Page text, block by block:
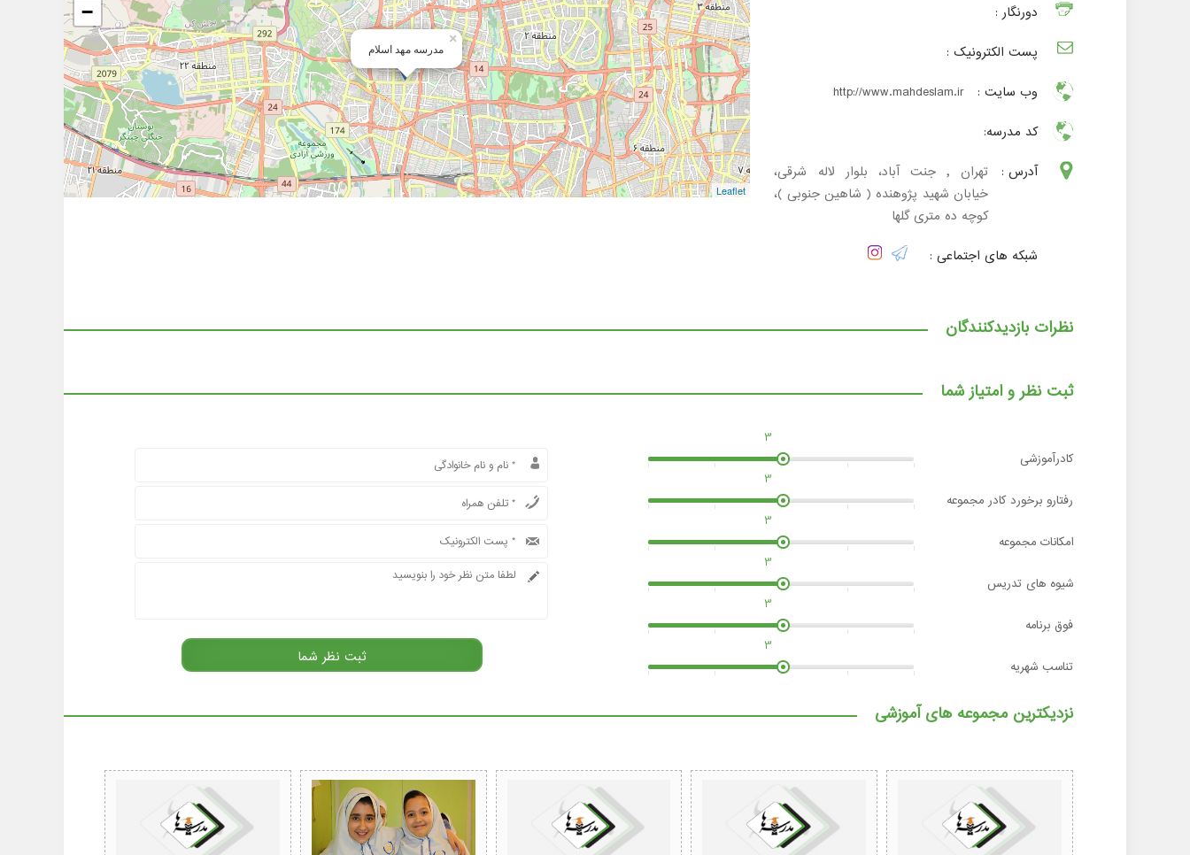
دورنگار :
پست الکترونیک :
وب سایت :
http://www.mahdeslam.ir
کد مدرسه:
آدرس :
تهران , جنت آباد، بلوار لاله شرقی،
خیابان شهید پژوهنده ( شاهین جنوبی )،
کوچه ده متری گلها
شبکه های اجتماعی :
مدرسه مهد اسلام
×
−
Leaflet
نظرات بازدیدکنندگان
ثبت نظر و امتیاز شما
کادرآموزشی
3
رفتارو برخورد کادر مجموعه
3
امکانات مجموعه
3
شیوه های تدریس
3
فوق برنامه
3
تناسب شهریه
3
نزدیکترین مجموعه های آموزشی